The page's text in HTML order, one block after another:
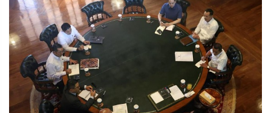
MANCA SPORT
INFORMASI
PRIVACY
POLICY WARGA